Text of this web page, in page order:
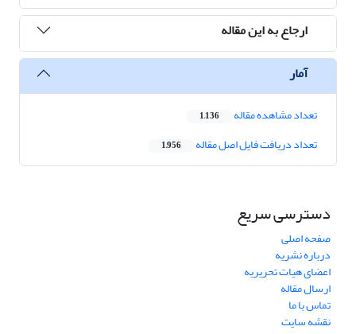
ارجاع به این مقاله
آمار
تعداد مشاهده مقاله 1,136
تعداد دریافت فایل اصل مقاله 1,956
دسترسی سریع
صفحه اصلی
درباره نشریه
اعضای هیات تحریریه
ارسال مقاله
تماس با ما
نقشه سایت